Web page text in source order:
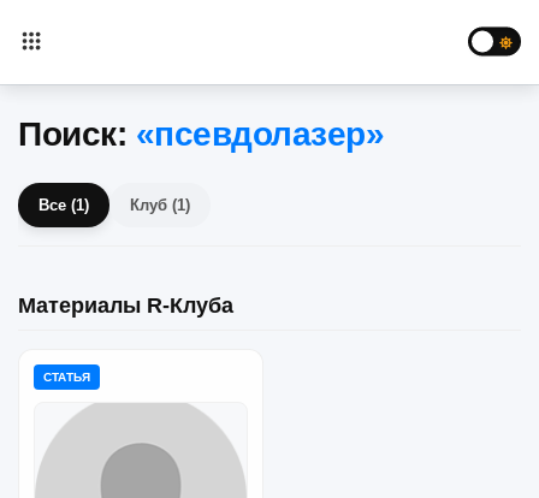
Поиск: «псевдолазер»
Все (1) Клуб (1)
Материалы R-Клуба
СТАТЬЯ